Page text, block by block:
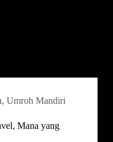
,Umroh Mandiri
Mana yang